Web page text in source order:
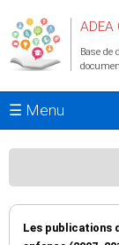
ADEA
Base de
☰ Menu
Les publications